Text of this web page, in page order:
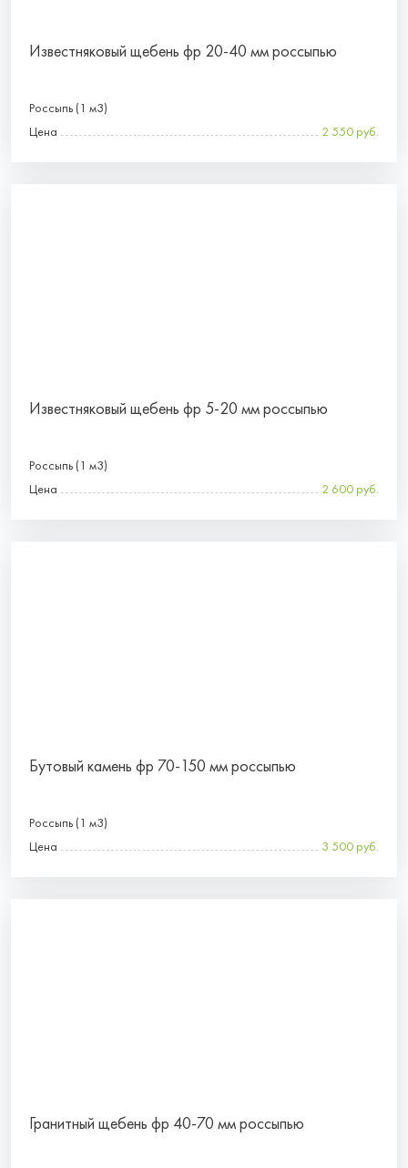
Известняковый щебень фр 20-40 мм россыпью
Россыпь (1 м3)
Цена
2 550 руб.
Известняковый щебень фр 5-20 мм россыпью
Россыпь (1 м3)
Цена
2 600 руб.
Бутовый камень фр 70-150 мм россыпью
Россыпь (1 м3)
Цена
3 500 руб.
Гранитный щебень фр 40-70 мм россыпью